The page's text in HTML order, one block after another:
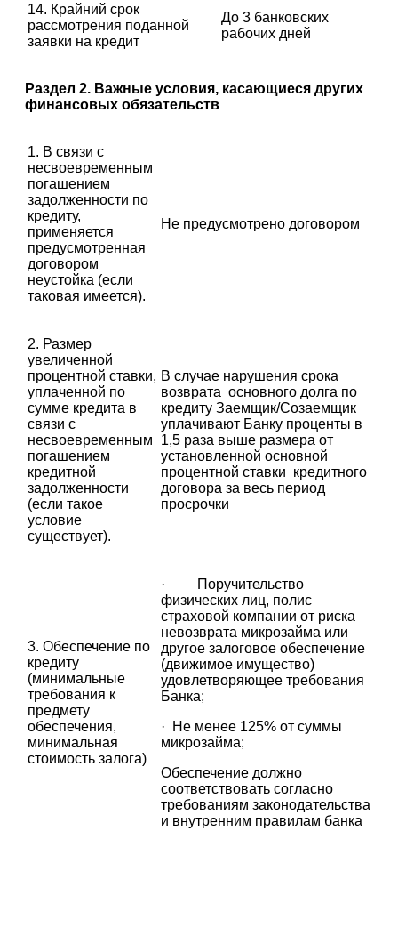
14. Крайний срок
рассмотрения поданной
заявки на кредит
До 3 банковских
рабочих дней
Раздел 2. Важные условия, касающиеся других
финансовых обязательств
1. В связи с
несвоевременным
погашением
задолженности по
кредиту,
применяется
предусмотренная
договором
неустойка (если
таковая имеется).
Не предусмотрено договором
2. Размер
увеличенной
процентной ставки,
уплаченной по
сумме кредита в
связи с
несвоевременным
погашением
кредитной
задолженности
(если такое
условие
существует).
В случае нарушения срока
возврата основного долга по
кредиту Заемщик/Созаемщик
уплачивают Банку проценты в
1,5 раза выше размера от
установленной основной
процентной ставки кредитного
договора за весь период
просрочки
3. Обеспечение по
кредиту
(минимальные
требования к
предмету
обеспечения,
минимальная
стоимость залога)
· Поручительство
физических лиц, полис
страховой компании от риска
невозврата микрозайма или
другое залоговое обеспечение
(движимое имущество)
удовлетворяющее требования
Банка;
· Не менее 125% от суммы
микрозайма;
Обеспечение должно
соответствовать cогласно
требованиям законодательства
и внутренним правилам банка